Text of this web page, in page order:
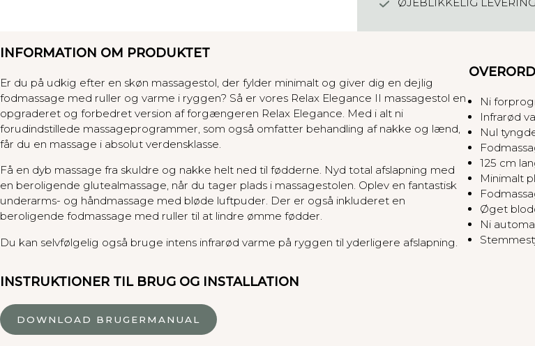
m
s
a
g
e
o
a
a
INFORMATION OM PRODUKTET
Er du på udkig efter en skøn massagestol, der fylder minimalt og giver dig en dejlig
fodmassage med ruller og varme i ryggen? Så er vores Relax Elegance II massagestol en
opgraderet og forbedret version af forgængeren Relax Elegance. Med i alt ni
forudindstillede massageprogrammer, som også omfatter behandling af nakke og lænd,
får du en massage i absolut verdensklasse.
Få en dyb massage fra skuldre og nakke helt ned til fødderne. Nyd total afslapning med
en beroligende glutealmassage, når du tager plads i massagestolen. Oplev en fantastisk
underarms- og håndmassage med bløde luftpuder. Der er også inkluderet en
beroligende fodmassage med ruller til at lindre ømme fødder.
Du kan selvfølgelig også bruge intens infrarød varme på ryggen til yderligere afslapning.
INSTRUKTIONER TIL BRUG OG INSTALLATION
DOWNLOAD BRUGERMANUAL
Ni
Infrarød
Nul
125 cm
Minimalt
Øget
Ni